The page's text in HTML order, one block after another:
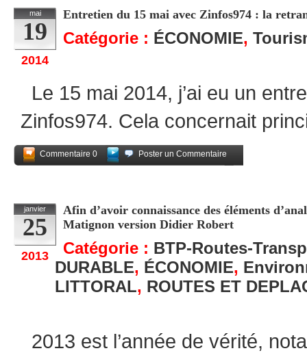
mai
19
2014
Entretien du 15 mai avec Zinfos974 : la
Catégorie : ÉCONOMIE,
Le 15 mai 2014, j’ai eu un
Zinfos974. Cela concernait
Commentaire 0
Poster un Commentaire
janvier
25
2013
Afin d’avoir connaissance des éléments
Matignon version Didier Robert
Catégorie : BTP-Routes-
DURABLE, ÉCONOMIE,
LITTORAL, ROUTES ET
2013 est l’année de vérité,